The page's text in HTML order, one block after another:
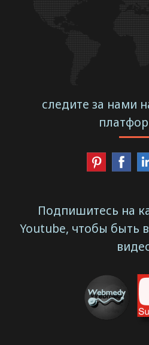
следите за нами
Подпишитесь на
Youtube, чтобы быть